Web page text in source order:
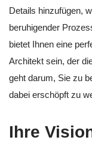
Details hinzufügen,
beruhigender
bietet Ihnen eine
Architekt sein, der
geht darum, Sie zu
dabei erschöpft zu
Ihre